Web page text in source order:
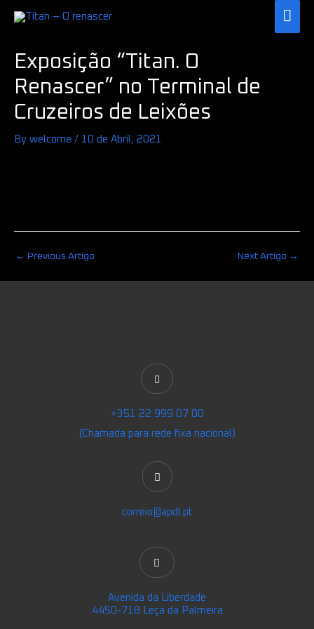
Exposição “Titan. O
Renascer” no Terminal de
Cruzeiros de Leixões
By welcome / 10 de Abril, 2021
navigation
← Previous Artigo Next Artigo →
+351 22 999 07 00
(Chamada para rede fixa nacional)
correio@apdl.pt
Avenida da Liberdade
4450-718 Leça da Palmeira